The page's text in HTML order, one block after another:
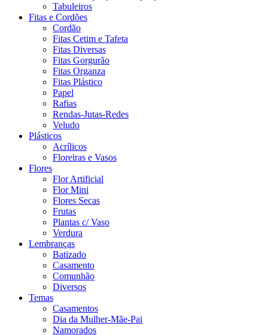
Tabuleiros
Fitas e Cordões
Cordão
Fitas Cetim e Tafeta
Fitas Diversas
Fitas Gorgurão
Fitas Organza
Fitas Plástico
Papel
Rafias
Rendas-Jutas-Redes
Veludo
Plásticos
Acrílicos
Floreiras e Vasos
Flores
Flor Artificial
Flor Mini
Flores Secas
Frutas
Plantas c/ Vaso
Verdura
Lembranças
Batizado
Casamento
Comunhão
Diversos
Temas
Casamentos
Dia da Mulher-Mãe-Pai
Namorados